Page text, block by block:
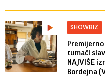
SHOWBIZ
Premijerno
tumači
NAJVIŠE
Bordejna